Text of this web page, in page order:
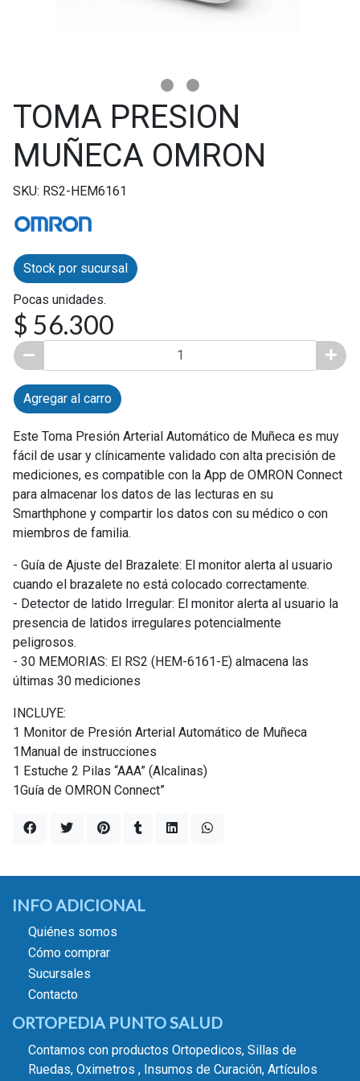
TOMA PRESION
MUÑECA OMRON
SKU: RS2-HEM6161
Stock por sucursal
Pocas unidades.
$ 56.300
Agregar al carro
Este Toma Presión Arterial Automático de Muñeca es muy
fácil de usar y clínicamente validado con alta precisión de
mediciones, es compatible con la App de OMRON Connect
para almacenar los datos de las lecturas en su
Smarthphone y compartir los datos con su médico o con
miembros de familia.
- Guía de Ajuste del Brazalete: El monitor alerta al usuario
cuando el brazalete no está colocado correctamente.
- Detector de latido Irregular: El monitor alerta al usuario la
presencia de latidos irregulares potencialmente
peligrosos.
- 30 MEMORIAS: El RS2 (HEM-6161-E) almacena las
últimas 30 mediciones
INCLUYE:
1 Monitor de Presión Arterial Automático de Muñeca
1Manual de instrucciones
1 Estuche 2 Pilas “AAA” (Alcalinas)
1Guía de OMRON Connect”
INFO ADICIONAL
Quiénes somos
Cómo comprar
Sucursales
Contacto
ORTOPEDIA PUNTO SALUD
Contamos con productos Ortopedicos, Sillas de
Ruedas, Oximetros , Insumos de Curación, Artículos